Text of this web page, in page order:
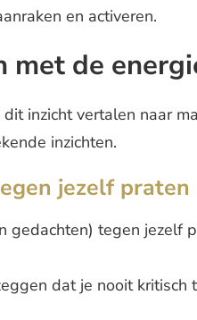
en activeren.
met de
inzicht vertalen naar
inzichten.
jezelf praten
gedachten) tegen jezelf
dat je nooit